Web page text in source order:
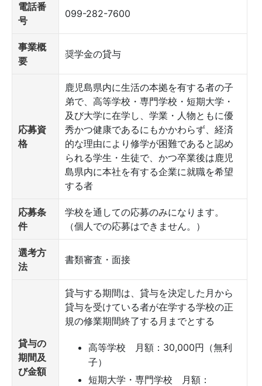
電話番
号
099-282-7600
事業概
要
奨学金の貸与
応募資
格
鹿児島県内に生活の本拠を有する者の子
弟で、高等学校・専門学校・短期大学・
及び大学に在学し、学業・人物ともに優
秀かつ健康であるにもかかわらず、経済
的な理由により修学が困難であると認め
られる学生・生徒で、かつ卒業後は鹿児
島県内に本社を有する企業に就職を希望
する者
応募条
件
学校を通しての応募のみになります。
（個人での応募はできません。）
選考方
法
書類審査・面接
貸与の
期間及
び金額
貸与する期間は、貸与を決定した月から
貸与を受けている者が在学する学校の正
規の修業期間終了する月までとする
高等学校 月額：30,000円（無利
子）
短期大学・専門学校 月額：